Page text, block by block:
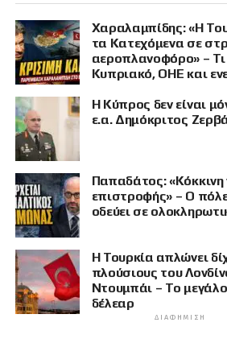
Χαραλαμπίδης: «Η
τα Κατεχόμενα σε
αεροπλανοφόρο» –
Κυπριακό, ΟΗΕ και
Η Κύπρος δεν είναι
ε.α. Δημόκριτος
Παπαδάτος:
επιστροφής» – Ο
οδεύει σε
Η Τουρκία απλώνει
πλούσιους του
Ντουμπάι – Το
δέλεαρ
ΔΙΑΦΉΜΙΣΗ